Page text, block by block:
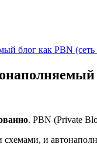
блог как PBN
. PBN (Private
и